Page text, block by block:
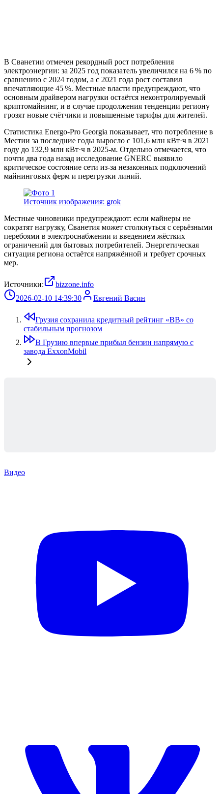
В Сванетии отмечен рекордный рост потребления
электроэнергии: за 2025 год показатель увеличился на 6 % по
сравнению с 2024 годом, а с 2021 года рост составил
впечатляющие 45 %. Местные власти предупреждают, что
основным драйвером нагрузки остаётся неконтролируемый
криптомайнинг, и в случае продолжения тенденции региону
грозят новые счётчики и повышенные тарифы для жителей.
Статистика Energo-Pro Georgia показывает, что потребление в
Местии за последние годы выросло с 101,6 млн кВт·ч в 2021
году до 132,9 млн кВт·ч в 2025-м. Отдельно отмечается, что
почти два года назад исследование GNERC выявило
критическое состояние сети из-за незаконных подключений
майнинговых ферм и перегрузки линий.
Источник изображения: grok
Местные чиновники предупреждают: если майнеры не
сократят нагрузку, Сванетия может столкнуться с серьёзными
перебоями в электроснабжении и введением жёстких
ограничений для бытовых потребителей. Энергетическая
ситуация региона остаётся напряжённой и требует срочных
мер.
Источники:
bizzone.info
2026-02-10 14:39:30
Евгений Васин
Грузия сохранила кредитный рейтинг «BB» со
стабильным прогнозом
В Грузию впервые прибыл бензин напрямую с
завода ExxonMobil
Видео